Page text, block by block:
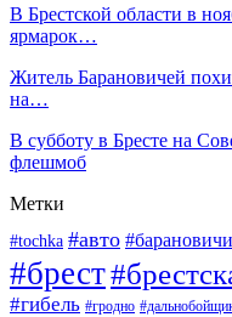
В Брестской области в
ярмарок…
Житель Барановичей
на…
В субботу в Бресте на
флешмоб
Метки
#tochka #авто #барановичи
#брест
#гибель #гродно